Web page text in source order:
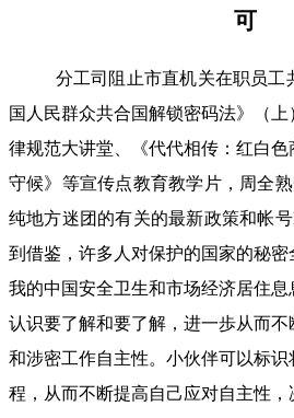
可
分工司阻止市直机关在职员工
国人民群众共合国解锁密码法》（
律规范大讲堂、《代代相传：红白
守候》等宣传点教育教学片，周全
纯地方迷团的有关的最新政策和帐
到借鉴，许多人对保护的国家的秘
我的中国安全卫生和市场经济居住
认识要了解和要了解，进一歩从而
和涉密工作自主性。小伙伴可以标
程，从而不断提高自己应对自主性